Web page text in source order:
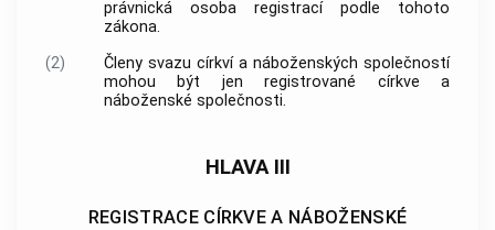
právnická osoba registrací podle tohoto
zákona.
(2)
Členy svazu církví a náboženských společností
mohou být jen registrované církve a
náboženské společnosti.
HLAVA III
REGISTRACE CÍRKVE A NÁBOŽENSKÉ